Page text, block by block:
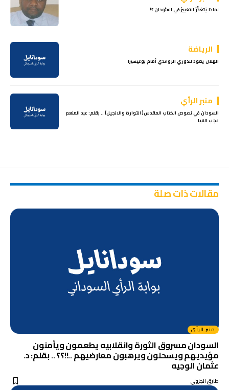
لماذا يَتعَذَّرُ التغييرُ في السُّودان ؟!
الرياضة
الهلال يعود للدوري الرواندي أمام بوغيسيرا
منبر الرأي
السودان في نصوص الكتاب المقدس( التوارة والانجيل) .. بقلم: عبد المنعم
عجب الفيا
مقالات ذات صلة
منبر الرأي
السودان مسروق الثورة وانقلابيه يطعمون ويأمنون
مؤيديهم ويسحلون ويرهبون معارضيهم ..!!؟؟ .. بقلم: د.
عثمان الوجيه
طارق الجزولي